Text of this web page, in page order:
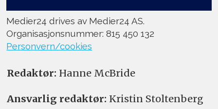
Medier24 drives av Medier24 AS.
Organisasjonsnummer: 815 450 132
Personvern/cookies
Redaktør: Hanne McBride
Ansvarlig redaktør: Kristin Stoltenberg